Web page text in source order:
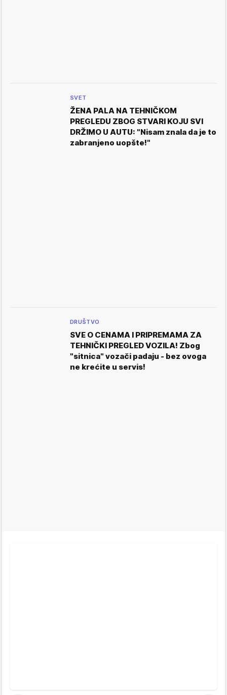
SVET
ŽENA PALA NA TEHNIČKOM
PREGLEDU ZBOG STVARI KOJU SVI
DRŽIMO U AUTU: "Nisam znala da je to
zabranjeno uopšte!"
DRUŠTVO
SVE O CENAMA I PRIPREMAMA ZA
TEHNIČKI PREGLED VOZILA! Zbog
"sitnica" vozači padaju - bez ovoga
ne krećite u servis!